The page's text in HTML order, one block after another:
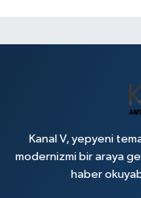
Kanal V, yepyeni
modernizmi bir araya
haber